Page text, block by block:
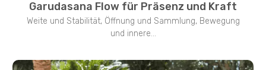
Garudasana Flow für Präsenz und Kraft
Weite und Stabilität, Öffnung und Sammlung, Bewegung
und innere...